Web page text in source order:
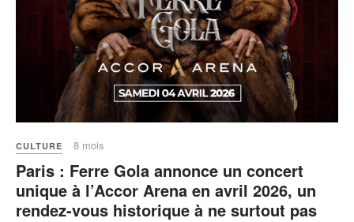
CULTURE 8 mois
Paris : Ferre Gola annonce un concert
unique à l’Accor Arena en avril 2026, un
rendez-vous historique à ne surtout pas